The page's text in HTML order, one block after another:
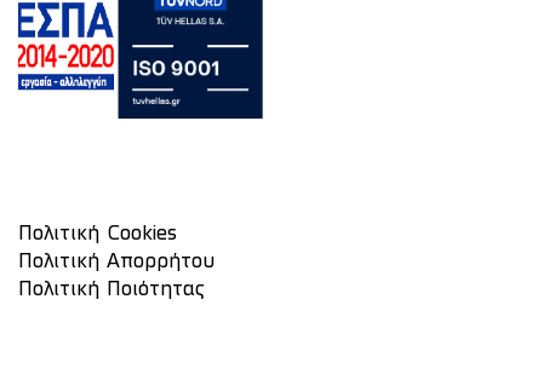
Πολιτική Cookies
Πολιτική Απορρήτου
Πολιτική Ποιότητας